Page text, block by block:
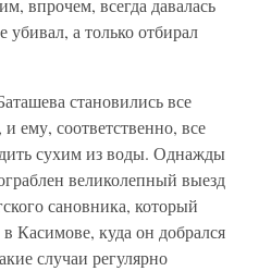
впрочем, всегда давалась
убивал, а только отбирал
становились все
ему, соответственно, все
сухим из воды. Однажды
великолепный выезд
сановника, который
Касимове, куда он добрался
случаи регулярно